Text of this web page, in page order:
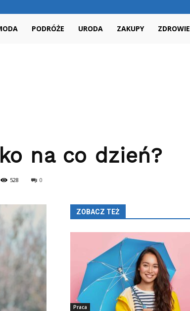
PODRÓŻE URODA ZAKUPY ZDROWIE
na co dzień?
528 0
ZOBACZ TEŻ
Praca